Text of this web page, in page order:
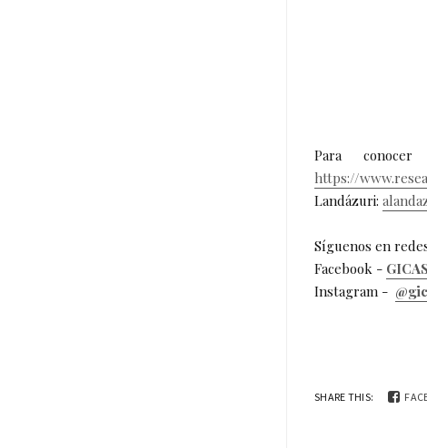
Para
https://
Landázuri:
Síguenos en
Facebook -
Instagram -
SHARE THIS: